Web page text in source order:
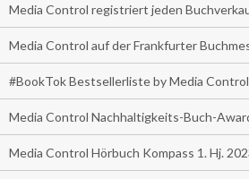
Media Control registriert jeden
Media Control auf der Frankfurter
#BookTok Bestsellerliste by Media
Media Control Nachhaltigkeits-Buch-
Media Control Hörbuch Kompass 1. Hj.